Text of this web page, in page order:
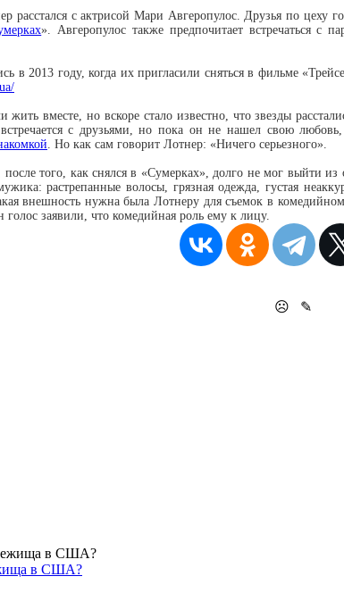
расстался с актрисой Мари Авгеропулос. Друзья по цеху
». Авгеропулос также предпочитает встречаться
в 2013 году, когда их пригласили сняться в фильме
жить вместе, но вскоре стало известно, что звезды
с друзьями, но пока он не нашел свою
. Но как сам говорит Лотнер: «Ничего серьезного».
после того, как снялся в «Сумерках», долго не мог выйти
растрепанные волосы, грязная одежда, густая
внешность нужна была Лотнеру для съемок в
заявили, что комедийная роль ему к лицу.
☹ ✎
в США?